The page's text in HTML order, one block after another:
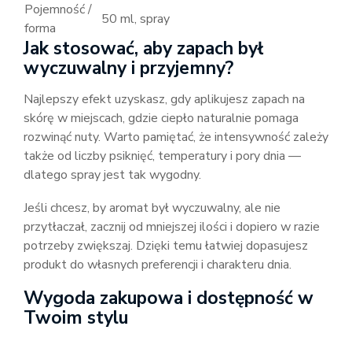
Pojemność /
forma
50 ml, spray
Jak stosować, aby zapach był
wyczuwalny i przyjemny?
Najlepszy efekt uzyskasz, gdy aplikujesz zapach na
skórę w miejscach, gdzie ciepło naturalnie pomaga
rozwinąć nuty. Warto pamiętać, że intensywność zależy
także od liczby psiknięć, temperatury i pory dnia —
dlatego spray jest tak wygodny.
Jeśli chcesz, by aromat był wyczuwalny, ale nie
przytłaczał, zacznij od mniejszej ilości i dopiero w razie
potrzeby zwiększaj. Dzięki temu łatwiej dopasujesz
produkt do własnych preferencji i charakteru dnia.
Wygoda zakupowa i dostępność w
Twoim stylu